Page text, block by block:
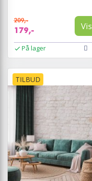
209,-
179,- Vis
På lager
TILBUD